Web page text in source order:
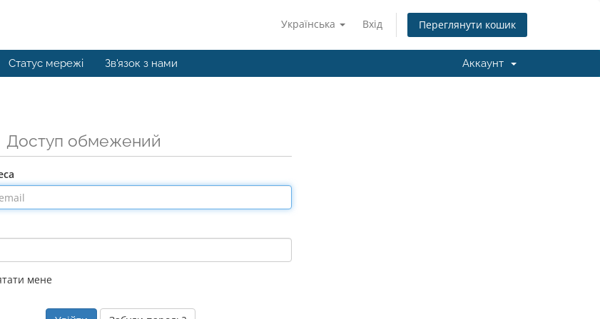
Українська Вхід Переглянути кошик
Статус мережі Зв'язок з нами Аккаунт
Доступ обмежений
мене